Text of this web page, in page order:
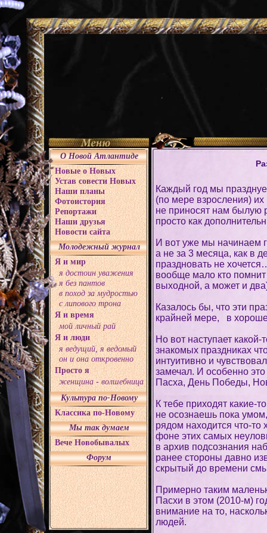
О Новой Атлантиде
Новые о Новых
Устав совести Новых
Наши планы
Фотоистория
Репортажи
Наши друзья
Новости сайта
Молодежный журнал
Я и мир
я достоин уважения
я без пантов
в поход за мудростью
с липового трона
Я и время
мой личный рай
Я и люди
я ведущий, я ведомый
он и она откровенно
Просто я
женщина - волшебница
Культура по-Новому
Классика по-Новому
Мы так думаем
Вече Новобывалых
Форум
Каждый год мы
(по мере взросления) их
не приносят нам былую
просто как
И вот уже мы начинаем
а не за 3 месяца, как в
праздновать не
вообще мало кто
выходной, а может и
Казалось бы, что эти
крайней мере, в
Но вот наступает
знакомых праздниках
интуитивно и
замечал. И особенно это
Пасха, День Победы,
К тебе приходят какие-
не осознаешь пока
рядом находится что-
фоне этих самых
в архив подсознания
ранее стороны давно
скрытый до времени
Примерно таким
Пасхи в этом (2010-м)
внимание на то,
людей.